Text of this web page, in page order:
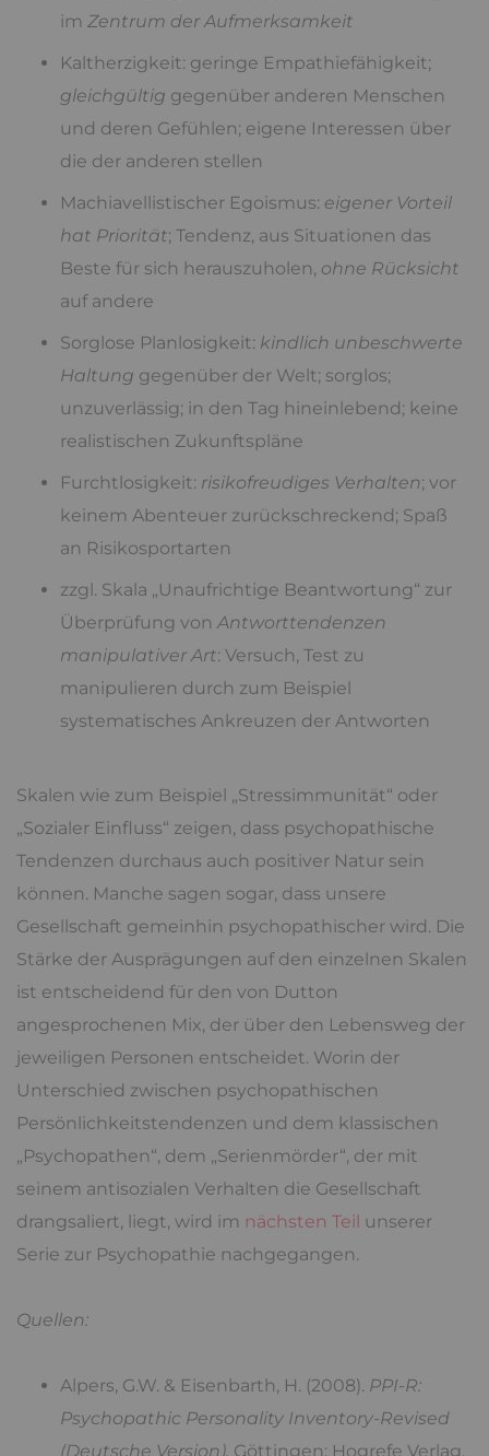
im Zentrum der Aufmerksamkeit
Kaltherzigkeit: geringe Empathiefähigkeit;
gleichgültig gegenüber anderen Menschen
und deren Gefühlen; eigene Interessen über
die der anderen stellen
Machiavellistischer Egoismus: eigener Vorteil
hat Priorität; Tendenz, aus Situationen das
Beste für sich herauszuholen, ohne Rücksicht
auf andere
Sorglose Planlosigkeit: kindlich unbeschwerte
Haltung gegenüber der Welt; sorglos;
unzuverlässig; in den Tag hineinlebend; keine
realistischen Zukunftspläne
Furchtlosigkeit: risikofreudiges Verhalten; vor
keinem Abenteuer zurückschreckend; Spaß
an Risikosportarten
zzgl. Skala „Unaufrichtige Beantwortung“ zur
Überprüfung von Antworttendenzen
manipulativer Art: Versuch, Test zu
manipulieren durch zum Beispiel
systematisches Ankreuzen der Antworten
Skalen wie zum Beispiel „Stressimmunität“ oder
„Sozialer Einfluss“ zeigen, dass psychopathische
Tendenzen durchaus auch positiver Natur sein
können. Manche sagen sogar, dass unsere
Gesellschaft gemeinhin psychopathischer wird. Die
Stärke der Ausprägungen auf den einzelnen Skalen
ist entscheidend für den von Dutton
angesprochenen Mix, der über den Lebensweg der
jeweiligen Personen entscheidet. Worin der
Unterschied zwischen psychopathischen
Persönlichkeitstendenzen und dem klassischen
„Psychopathen“, dem „Serienmörder“, der mit
seinem antisozialen Verhalten die Gesellschaft
drangsaliert, liegt, wird im nächsten Teil unserer
Serie zur Psychopathie nachgegangen.
Quellen:
Alpers, G.W. & Eisenbarth, H. (2008). PPI-R:
Psychopathic Personality Inventory-Revised
(Deutsche Version). Göttingen: Hogrefe Verlag.